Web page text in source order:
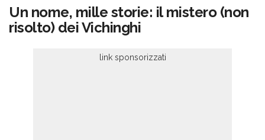
Un nome, mille storie: il mistero (non
risolto) dei Vichinghi